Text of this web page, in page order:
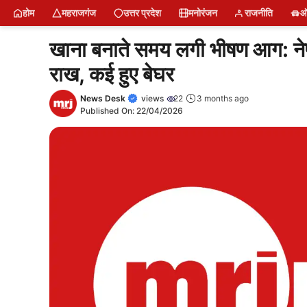
Skip
to
MRJ News में डिजिटल रिपोर्टर बनेंWater BottleAbout
Latest PoatShort NewsNewsSing UpLogin
Naam Jap Counter
होम महराजगंज उत्तर प्रदेश मनोरंजन राजनीति
खाना बनाते समय लगी भीषण आग:
राख, कई हुए बेघर
News Desk views 22
3 months ago
Published On: 22/04/2026